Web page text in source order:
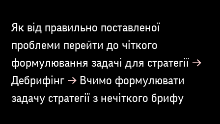
Як від правильно поставленої
проблеми перейти до чіткого
формулювання задачі для стратегії →
Дебрифінг →Вчимо формулювати
задачу стратегії з нечіткого брифу